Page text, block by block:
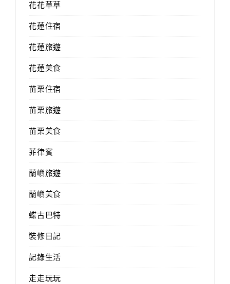
花花草草
花蓮住宿
花蓮旅遊
花蓮美食
苗栗住宿
苗栗旅遊
苗栗美食
菲律賓
蘭嶼旅遊
蘭嶼美食
蝶古巴特
裝修日記
記錄生活
走走玩玩